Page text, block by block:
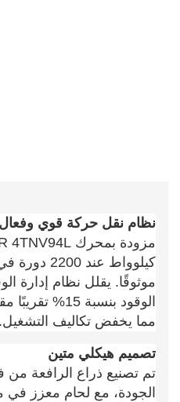
نظام نقل حركة قوي وفعال
كيلوواط
موثوقًا. يقلل نظام إدارة
الوقود بنسبة
مما يخفض تكاليف التشغيل.
تصميم هيكلي متين
تم تصنيع ذراع الرافعة من
الجودة، مع لحام معزز في